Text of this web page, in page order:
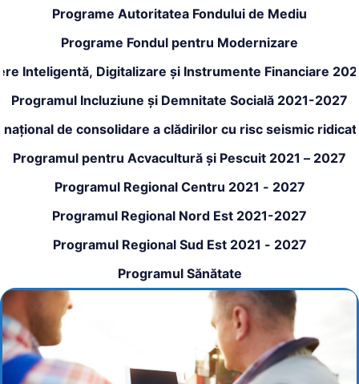
Programe Autoritatea Fondului de Mediu
Programe Fondul pentru Modernizare
Inteligentă, Digitalizare și Instrumente Financiare
Programul Incluziune și Demnitate Socială 2021-2027
de consolidare a clădirilor cu risc seismic ridicat
Programul pentru Acvacultură și Pescuit 2021 – 2027
Programul Regional Centru 2021 - 2027
Programul Regional Nord Est 2021-2027
Programul Regional Sud Est 2021 - 2027
Programul Sănătate